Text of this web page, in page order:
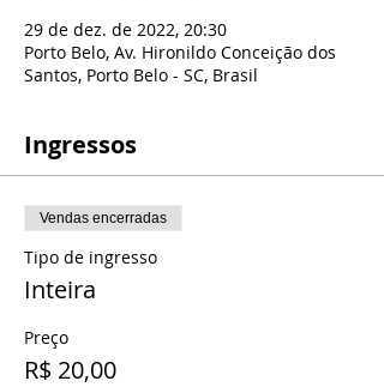
29 de dez. de 2022, 20:30
Porto Belo, Av. Hironildo Conceição dos
Santos, Porto Belo - SC, Brasil
Ingressos
Vendas encerradas
Tipo de ingresso
Inteira
Preço
R$ 20,00